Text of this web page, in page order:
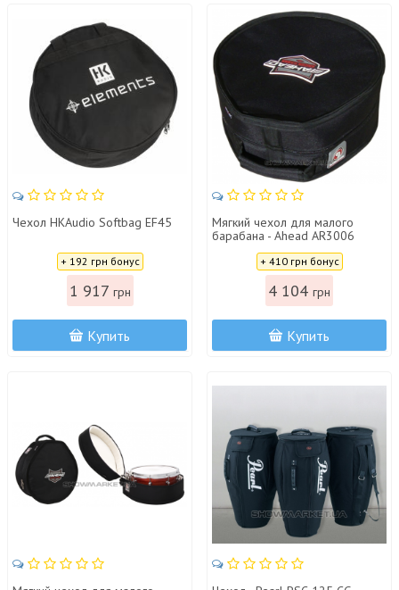
Чехол HKAudio Softbag EF45
+ 192 грн бонус
1 917 грн
Купить
Мягкий чехол для малого
барабана - Ahead AR3006
+ 410 грн бонус
4 104 грн
Купить